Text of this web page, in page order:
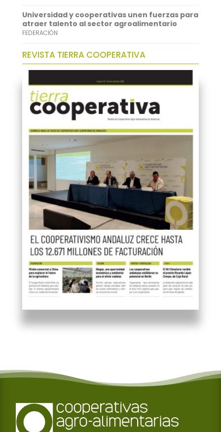
Universidad y cooperativas unen fuerzas para
atraer talento al sector agroalimentario
FEDERACIÓN
REVISTA TIERRA COOPERATIVA